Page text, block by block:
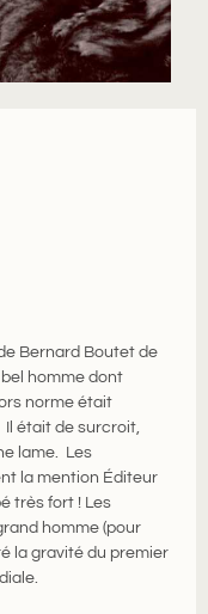
Bernard Boutet de
homme dont
norme était
Il était de surcroit,
lame. Les
la mention Éditeur
très fort ! Les
homme (pour
la gravité du premier